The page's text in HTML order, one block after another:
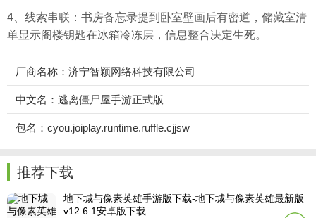
4、线索串联：书房备忘录提到卧室壁画后有密道，储藏室清
单显示阁楼钥匙在冰箱冷冻层，信息整合决定生死。
厂商名称：济宁智颖网络科技有限公司
中文名：逃离僵尸屋手游正式版
包名：cyou.joiplay.runtime.ruffle.cjjsw
推荐下载
地下城与像素英雄手游版下载-地下城与像素英雄最新版
v12.6.1安卓版下载